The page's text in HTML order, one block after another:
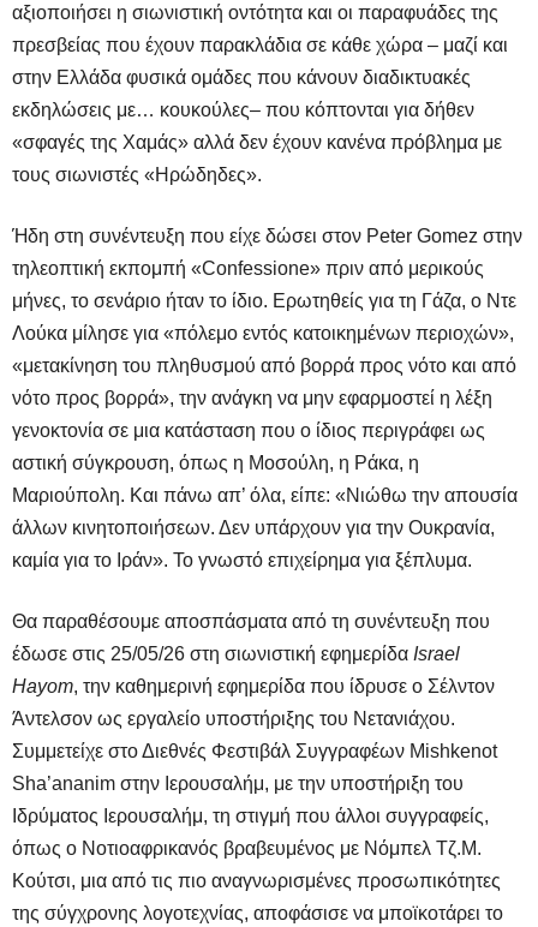
αξιοποιήσει η σιωνιστική οντότητα και οι παραφυάδες της
πρεσβείας που έχουν παρακλάδια σε κάθε χώρα – μαζί και
στην Ελλάδα φυσικά ομάδες που κάνουν διαδικτυακές
εκδηλώσεις με… κουκούλες– που κόπτονται για δήθεν
«σφαγές της Χαμάς» αλλά δεν έχουν κανένα πρόβλημα με
τους σιωνιστές «Ηρώδηδες».
Ήδη στη συνέντευξη που είχε δώσει στον Peter Gomez στην
τηλεοπτική εκπομπή «Confessione» πριν από μερικούς
μήνες, το σενάριο ήταν το ίδιο. Ερωτηθείς για τη Γάζα, ο Ντε
Λούκα μίλησε για «πόλεμο εντός κατοικημένων περιοχών»,
«μετακίνηση του πληθυσμού από βορρά προς νότο και από
νότο προς βορρά», την ανάγκη να μην εφαρμοστεί η λέξη
γενοκτονία σε μια κατάσταση που ο ίδιος περιγράφει ως
αστική σύγκρουση, όπως η Μοσούλη, η Ράκα, η
Μαριούπολη. Και πάνω απ’ όλα, είπε: «Νιώθω την απουσία
άλλων κινητοποιήσεων. Δεν υπάρχουν για την Ουκρανία,
καμία για το Ιράν». Το γνωστό επιχείρημα για ξέπλυμα.
Θα παραθέσουμε αποσπάσματα από τη συνέντευξη που
έδωσε στις 25/05/26 στη σιωνιστική εφημερίδα Israel
Hayom, την καθημερινή εφημερίδα που ίδρυσε ο Σέλντον
Άντελσον ως εργαλείο υποστήριξης του Νετανιάχου.
Συμμετείχε στο Διεθνές Φεστιβάλ Συγγραφέων Mishkenot
Sha’ananim στην Ιερουσαλήμ, με την υποστήριξη του
Ιδρύματος Ιερουσαλήμ, τη στιγμή που άλλοι συγγραφείς,
όπως ο Νοτιοαφρικανός βραβευμένος με Νόμπελ Τζ.Μ.
Κούτσι, μια από τις πιο αναγνωρισμένες προσωπικότητες
της σύγχρονης λογοτεχνίας, αποφάσισε να μποϊκοτάρει το